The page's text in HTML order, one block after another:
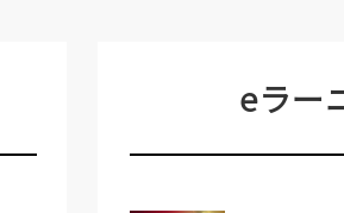
eラー